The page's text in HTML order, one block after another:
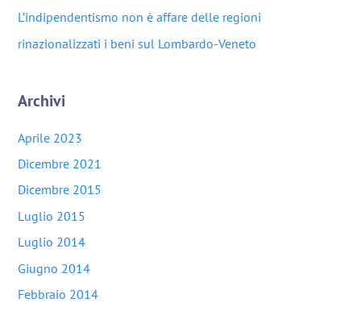
L’indipendentismo non è affare delle regioni
rinazionalizzati i beni sul Lombardo-Veneto
Archivi
Aprile 2023
Dicembre 2021
Dicembre 2015
Luglio 2015
Luglio 2014
Giugno 2014
Febbraio 2014